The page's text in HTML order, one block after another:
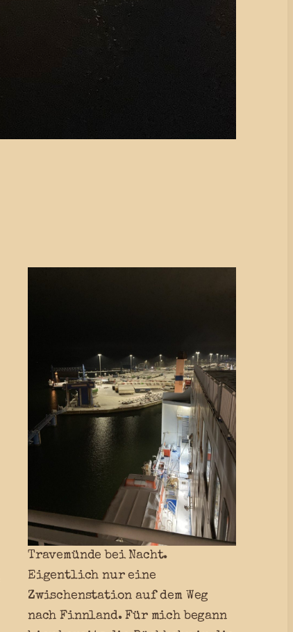
Travemünde bei Nacht.
Eigentlich nur eine
Zwischenstation auf dem Weg
nach Finnland. Für mich begann